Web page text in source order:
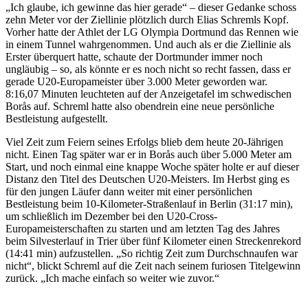
„Ich glaube, ich gewinne das hier gerade“ – dieser Gedanke schoss
zehn Meter vor der Ziellinie plötzlich durch Elias Schremls Kopf.
Vorher hatte der Athlet der LG Olympia Dortmund das Rennen wie
in einem Tunnel wahrgenommen. Und auch als er die Ziellinie als
Erster überquert hatte, schaute der Dortmunder immer noch
ungläubig – so, als könnte er es noch nicht so recht fassen, dass er
gerade U20-Europameister über 3.000 Meter geworden war.
8:16,07 Minuten leuchteten auf der Anzeigetafel im schwedischen
Borås auf. Schreml hatte also obendrein eine neue persönliche
Bestleistung aufgestellt.
Viel Zeit zum Feiern seines Erfolgs blieb dem heute 20-Jährigen
nicht. Einen Tag später war er in Borås auch über 5.000 Meter am
Start, und noch einmal eine knappe Woche später holte er auf dieser
Distanz den Titel des Deutschen U20-Meisters. Im Herbst ging es
für den jungen Läufer dann weiter mit einer persönlichen
Bestleistung beim 10-Kilometer-Straßenlauf in Berlin (31:17 min),
um schließlich im Dezember bei den U20-Cross-
Europameisterschaften zu starten und am letzten Tag des Jahres
beim Silvesterlauf in Trier über fünf Kilometer einen Streckenrekord
(14:41 min) aufzustellen. „So richtig Zeit zum Durchschnaufen war
nicht“, blickt Schreml auf die Zeit nach seinem furiosen Titelgewinn
zurück. „Ich mache einfach so weiter wie zuvor.“